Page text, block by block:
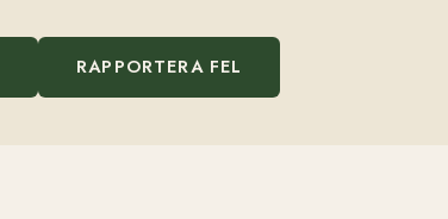
RAPPORTERA FEL